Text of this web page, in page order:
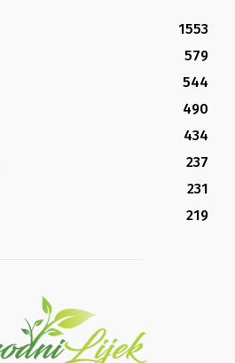
1553
579
544
490
434
237
231
219